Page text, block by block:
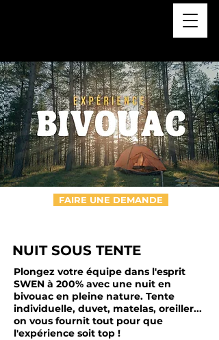
FAIRE UNE DEMANDE
NUIT SOUS TENTE
Plongez votre équipe dans l'esprit
SWEN à 200% avec une nuit en
bivouac en pleine nature. Tente
individuelle, duvet, matelas, oreiller...
on vous fournit tout pour que
l'expérience soit top !